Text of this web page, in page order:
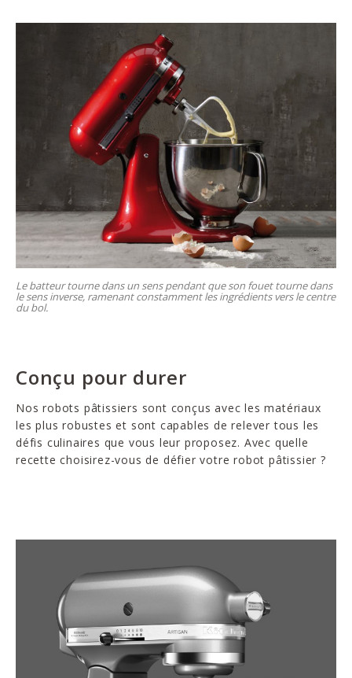
Le batteur tourne dans un sens pendant que son fouet tourne dans
le sens inverse, ramenant constamment les ingrédients vers le centre
du bol.
Conçu pour durer
Nos robots pâtissiers sont conçus avec les matériaux
les plus robustes et sont capables de relever tous les
défis culinaires que vous leur proposez. Avec quelle
recette choisirez-vous de défier votre robot pâtissier ?